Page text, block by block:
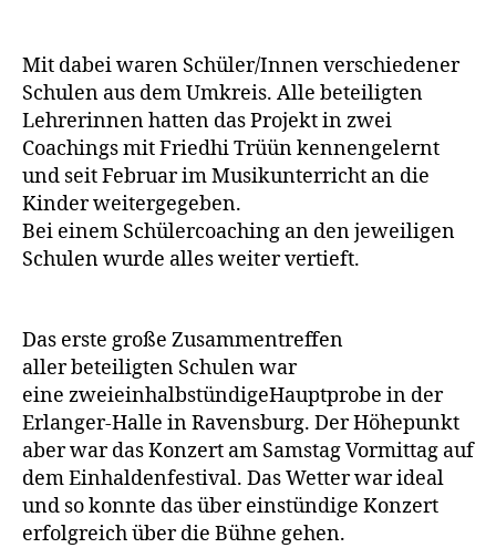
Mit dabei waren Schüler/Innen verschiedener
Schulen aus dem Umkreis. Alle beteiligten
Lehrerinnen hatten das Projekt in zwei
Coachings mit Friedhi Trüün kennengelernt
und seit Februar im Musikunterricht an die
Kinder weitergegeben.
Bei einem Schülercoaching an den jeweiligen
Schulen wurde alles weiter vertieft.
Das erste große Zusammentreffen
aller beteiligten Schulen war
eine zweieinhalbstündigeHauptprobe in der
Erlanger-Halle in Ravensburg. Der Höhepunkt
aber war das Konzert am Samstag Vormittag auf
dem Einhaldenfestival. Das Wetter war ideal
und so konnte das über einstündige Konzert
erfolgreich über die Bühne gehen.